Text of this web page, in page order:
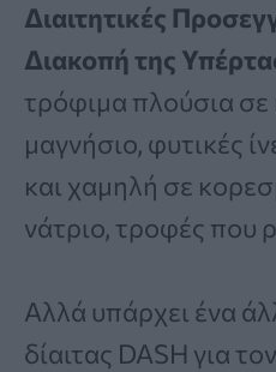
Διαιτητικές
Διακοπή της
τρόφιμα πλούσια σε
μαγνήσιο, φυτικές
και χαμηλή σε
νάτριο, τροφές που
Αλλά υπάρχει ένα
δίαιτας DASH για